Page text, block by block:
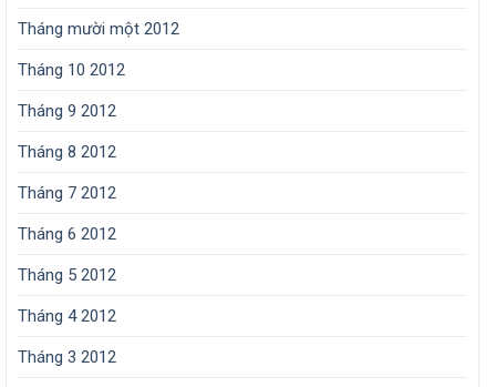
Tháng mười một 2012
Tháng 10 2012
Tháng 9 2012
Tháng 8 2012
Tháng 7 2012
Tháng 6 2012
Tháng 5 2012
Tháng 4 2012
Tháng 3 2012